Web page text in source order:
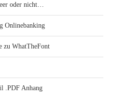
oder nicht…
Onlinebanking
zu WhatTheFont
.PDF Anhang